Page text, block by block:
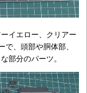
イエロー、クリアー
、頭部や胴体部、
部分のパーツ。